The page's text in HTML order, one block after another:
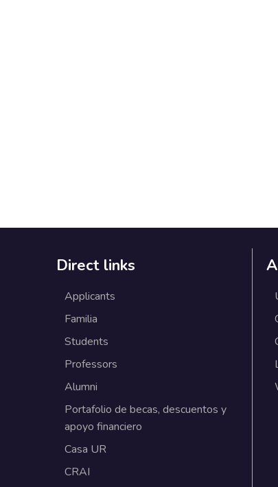
Direct links
Applicants
Familia
Students
Professors
Alumni
Portafolio de becas, descuentos y
apoyo financiero
Casa UR
CRAI